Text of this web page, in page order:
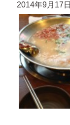
2014年9月17日